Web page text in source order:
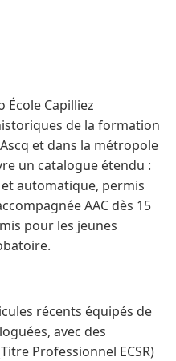
École Capilliez
de la formation
et dans la métropole
un catalogue étendu :
automatique, permis
AAC dès 15
pour les jeunes
récents équipés de
avec des
Professionnel ECSR)